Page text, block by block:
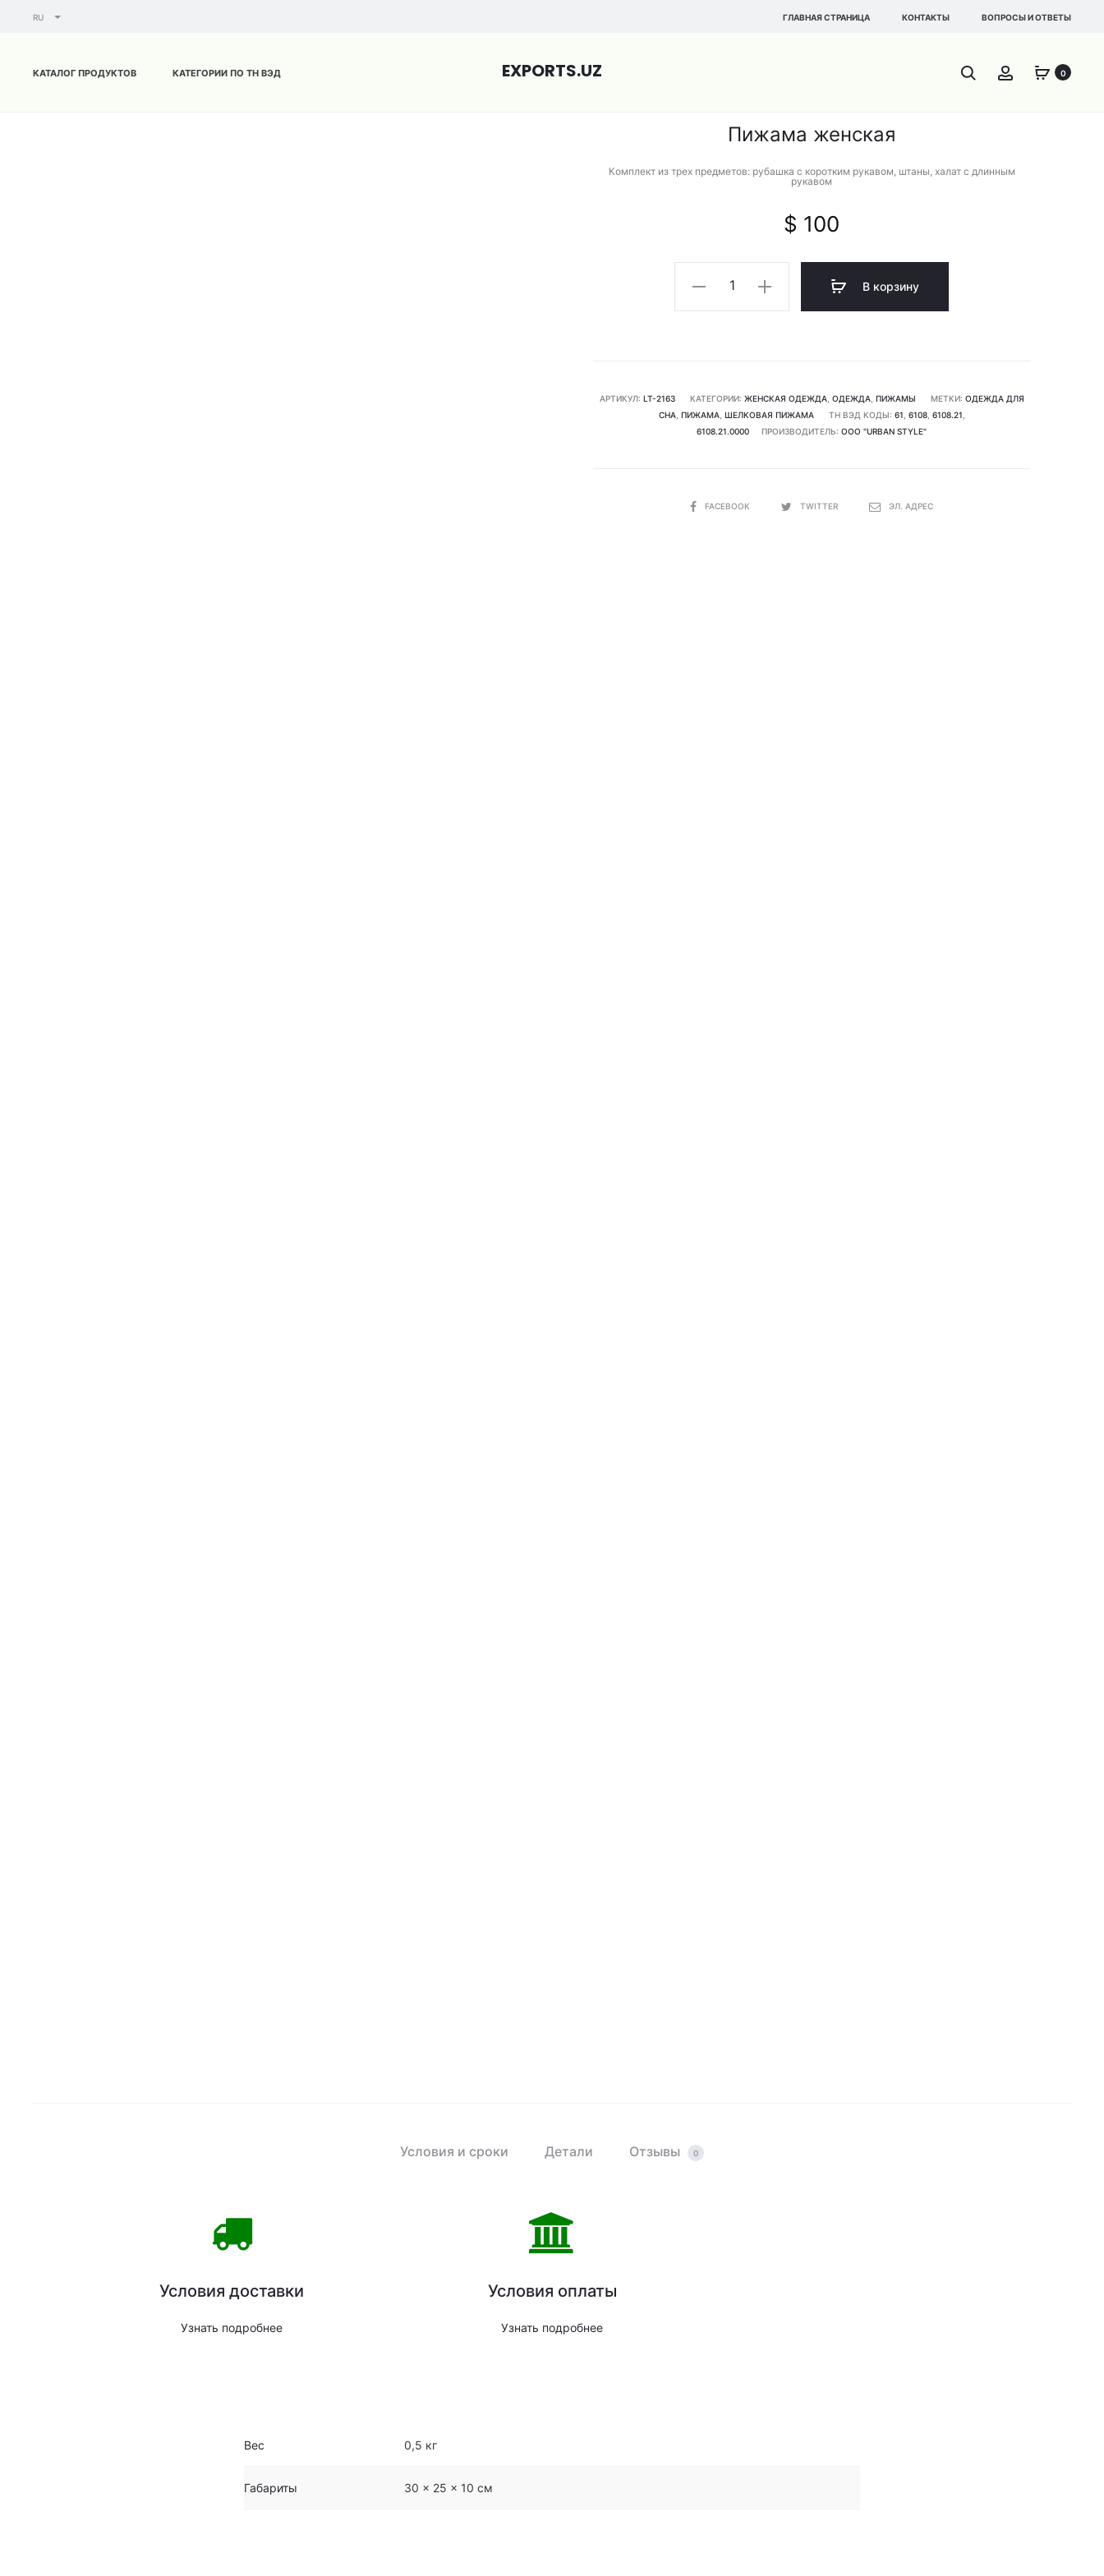
RU ГЛАВНАЯ СТРАНИЦА КОНТАКТЫ ВОПРОСЫ И ОТВЕТЫ
КАТАЛОГ ПРОДУКТОВ КАТЕГОРИИ ПО ТН ВЭД EXPORTS.UZ Поиск Account 0
Product
ЖЕНСКАЯ
ЖЕНСКАЯ
Пижама женская
Комплект из трех предметов: рубашка с коротким рукавом, штаны, халат с длинным
рукавом
$ 100
Количество
В корзину
АРТИКУЛ: LT-2163 КАТЕГОРИИ: ЖЕНСКАЯ ОДЕЖДА, ОДЕЖДА, ПИЖАМЫ МЕТКИ: ОДЕЖДА ДЛЯ
СНА, ПИЖАМА, ШЕЛКОВАЯ ПИЖАМА ТН ВЭД КОДЫ: 61 6108, 6108.21
6108.21.0000
ПРОИЗВОДИТЕЛЬ: ООО "URBAN STYLE"
SHAREFACEBOOK TWITTER ЭЛ. АДРЕС
Условия и сроки Детали Отзывы 0
Условия доставки
Узнать подробнее
Условия оплаты
Узнать подробнее
Вес 0,5 кг
Габариты 30 × 25 × 10 см